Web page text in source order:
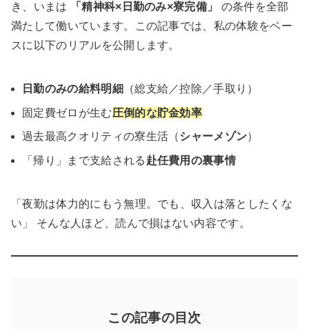
き、いまは
「精神科×日勤のみ×寮完備」
の条件を全部
満たして働いています。この記事では、私の体験をベー
スに以下のリアルを公開します。
日勤のみの給料明細 （総支給／控除／手取り）
固定費ゼロが生む圧倒的な貯金効率
過去最高クオリティの寮生活（シャーメゾン）
「帰り」まで支給される 赴任費用の裏事情
「夜勤は体力的にもう無理。でも、収入は落としたくな
い」 そんな人ほど、読んで損はない内容です。
この記事の目次